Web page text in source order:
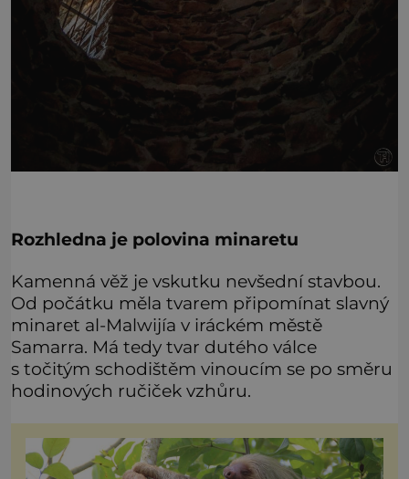
Rozhledna je polovina minaretu
Kamenná věž je vskutku nevšední stavbou.
Od počátku měla tvarem připomínat slavný
minaret al-Malwijía v iráckém městě
Samarra. Má tedy tvar dutého válce
s točitým schodištěm vinoucím se po směru
hodinových ručiček vzhůru.